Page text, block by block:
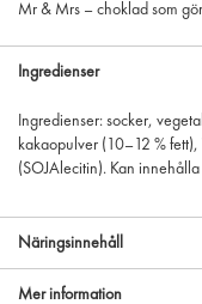
Mr & Mrs – choklad som
Ingredienser
Ingredienser: socker,
kakaopulver (10–12 %
(SOJAlecitin). Kan
Näringsinnehåll
Mer information